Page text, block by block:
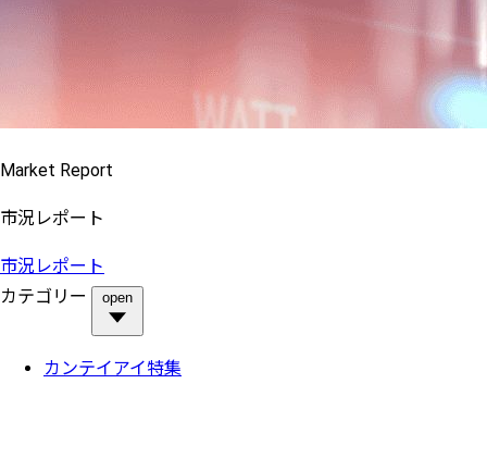
Market Report
市況レポート
市況レポート
カテゴリー
open
カンテイアイ特集